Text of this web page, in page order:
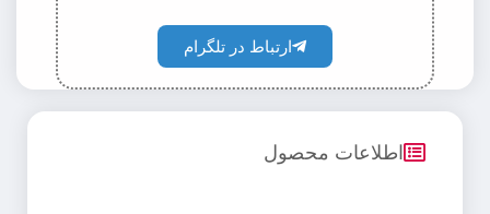
ارتباط در تلگرام
اطلاعات محصول